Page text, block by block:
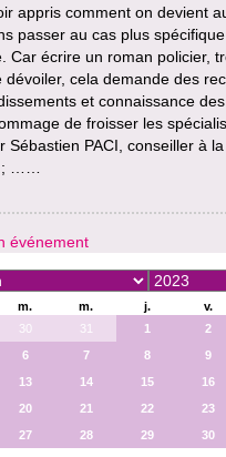
appris comment on devient
passer au cas plus
Car écrire un roman policier,
dévoiler, cela demande des
et connaissance
de froisser les
Sébastien PACI, conseiller à
; ……
événement
m. m. j. v.
30 31 1 2
6 7 8 9
13 14 15 16
20 21 22 23
27 28 29 30